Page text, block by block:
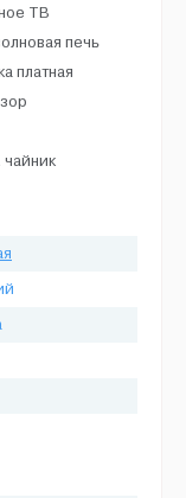
ТВ
печь
платная
чайник